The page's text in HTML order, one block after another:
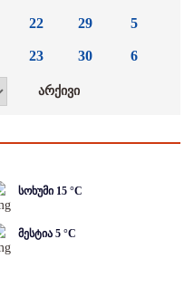
22
23
29
30
5
6
სოხუმი 15 °C
მესტია 5 °C